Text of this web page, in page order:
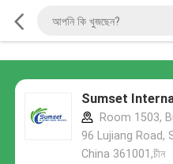
Sumset
Room 1503,
96 Lujiang Road,
China 361001,চীন